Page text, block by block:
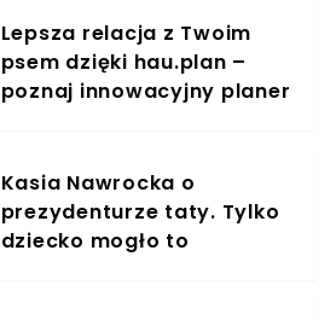
Lepsza relacja z Twoim
psem dzięki hau.plan –
poznaj innowacyjny planer
Kasia Nawrocka o
prezydenturze taty. Tylko
dziecko mogło to